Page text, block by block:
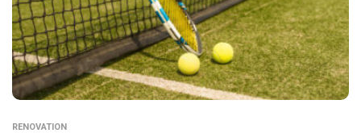
RENOVATION